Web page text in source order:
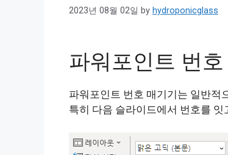
2023년 08월 02일 by hydroponicglass
파워포인트 번
파워포인트 번호 매기기는 일반적
특히 다음 슬라이드에서 번호를